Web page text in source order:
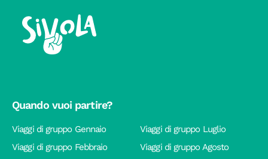
Quando vuoi partire?
Viaggi di gruppo Gennaio
Viaggi di gruppo Febbraio
Viaggi di gruppo Luglio
Viaggi di gruppo Agosto